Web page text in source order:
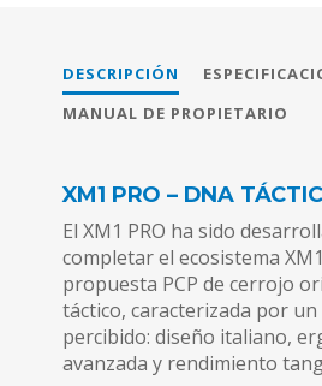
DESCRIPCIÓN
MANUAL DE PROPIETARIO
XM1 PRO – DNA
El XM1 PRO ha sido
completar el ecosistema
propuesta PCP de cerrojo
táctico, caracterizada por
percibido: diseño italiano,
avanzada y rendimiento